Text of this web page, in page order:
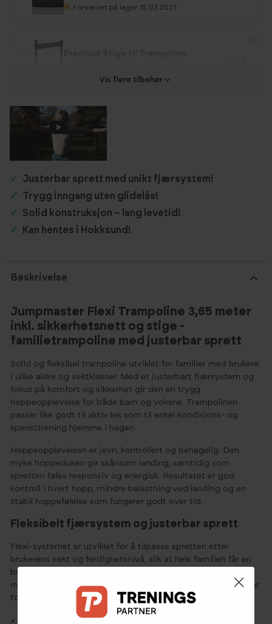
Forventet på lager 15.03.2027
Vis flere tilbehør
Justerbar sprett med unikt fjærsystem!
Trygg inngang uten glidelås!
Solid konstruksjon – lang levetid!
Kan hentes i Hokksund!
Beskrivelse
Jumpmaster Flexi Trampoline 3,65 meter
inkl. sikkerhetsnett og stige -
familietrampoline med justerbar sprett
Solid og fleksibel trampoline utviklet for familier med brukere
i ulike aldre og vektklasser. Med et justerbart fjærsystem og
fokus på komfort og sikkerhet gir den en trygg
hoppeopplevelse for både barn og voksne. Trampolinen
passer like godt til aktiv lek som til enkel kondisjons- og
spensttrening hjemme i hagen.
Hoppeopplevelsen er jevn, kontrollert og behagelig. Den
myke hoppeduken gir skånsom landing, samtidig som
spretten føles responsiv og energisk. Resultatet er god
kontroll i hvert hopp, mindre belastning ved landing og en
stabil hoppefølelse som fungerer godt over tid.
Fleksibelt fjærsystem og justerbar sprett
Flexi-systemet er utviklet for å tilpasse spretten etter
brukerens vekt og ferdighetsnivå, slik at hele familien får en
bedre og tryggere hoppeopplevelse. Trampolinen leveres
med totalt 108 fjærer, hvorav 72 brukes i monteringen. Du får
to fjærtyper:
fast og normal, som gir ekstra støtte og